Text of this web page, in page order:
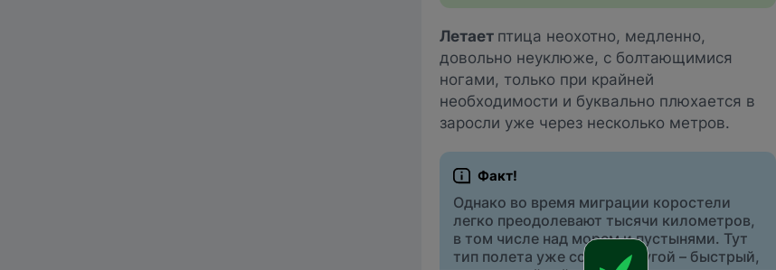
Летает птица неохотно, медленно,
довольно неуклюже, с болтающимися
ногами, только при крайней
необходимости и буквально плюхается в
заросли уже через несколько метров.
Однако во время миграции коростели
легко преодолевают тысячи километров,
в том числе над морем и пустынями. Тут
тип полета уже совсем другой – быстрый,